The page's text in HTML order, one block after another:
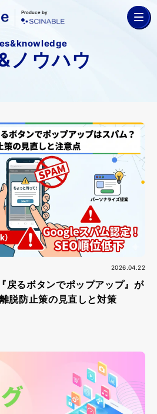
Produce by
ノウハウ
2026.04.22
戻るボタンでポップアップ』が
脱防止策の見直しと対策